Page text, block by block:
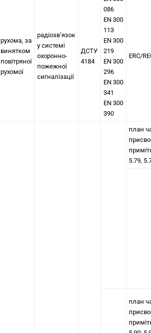
рухома, за
винятком
повітряної
рухомої
радіозв’язок
у системі
охоронно-
пожежної
сигналізації
ДСТУ
4184
086
EN 300
113
EN 300
219
EN 300
296
EN 300
341
EN 300
390
ERC/
план
5.79,
план